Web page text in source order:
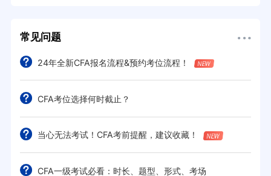
常见问题
24年全新CFA报名流程&预约考位流程！
CFA考位选择何时截止？
当心无法考试！CFA考前提醒，建议收藏！
CFA一级考试必看：时长、题型、形式、考场